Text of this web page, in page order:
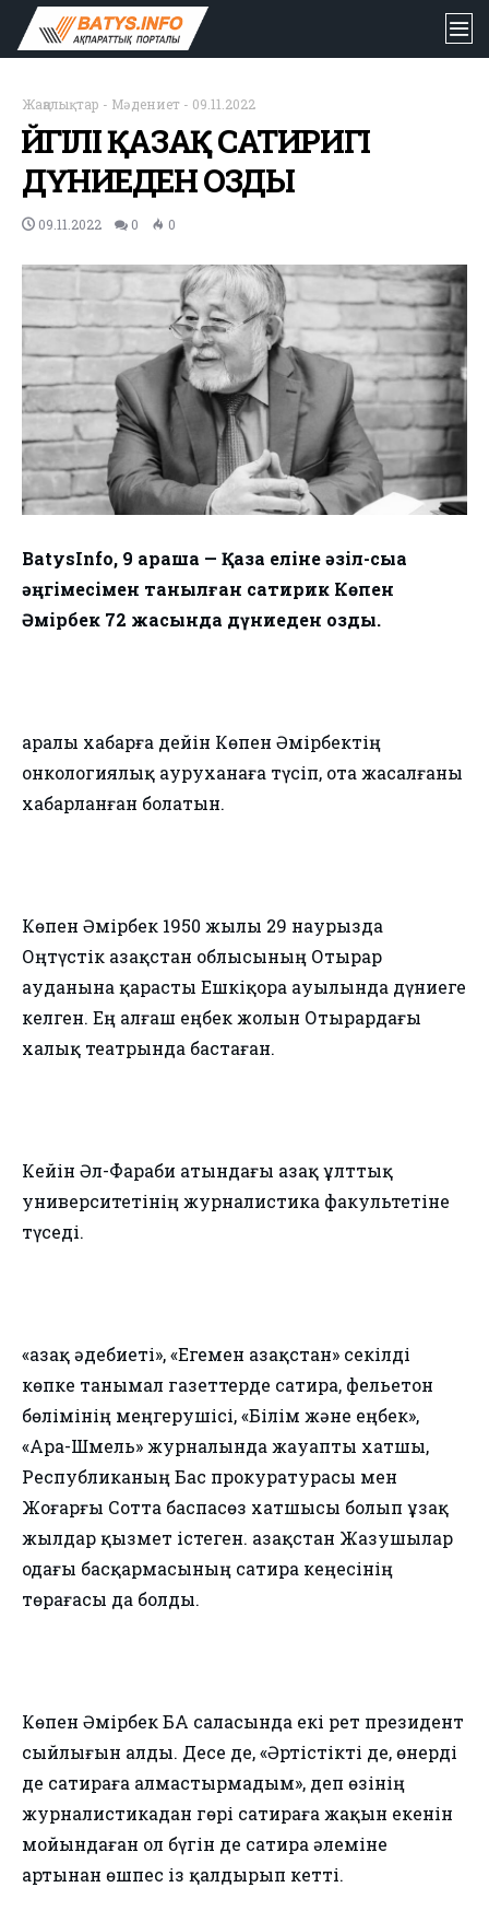
Жаңалықтар - Мәдениет - 09.11.2022
ӘЙГІЛІ ҚАЗАҚ САТИРИГІ
ДҮНИЕДЕН ОЗДЫ
09.11.2022 0 0
BatysInfo, 9 қараша — Қазақ еліне әзіл-сықақ
әңгімесімен танылған сатирик Көпен
Әмірбек 72 жасында дүниеден озды.
Қаралы хабарға дейін Көпен Әмірбектің
онкологиялық ауруханаға түсіп, ота жасалғаны
хабарланған болатын.
Көпен Әмірбек 1950 жылы 29 наурызда
Оңтүстік Қазақстан облысының Отырар
ауданына қарасты Ешкіқора ауылында дүниеге
келген. Ең алғаш еңбек жолын Отырардағы
халық театрында бастаған.
Кейін Әл-Фараби атындағы Қазақ ұлттық
университетінің журналистика факультетіне
түседі.
«Қазақ әдебиеті», «Егемен Қазақстан» секілді
көпке танымал газеттерде сатира, фельетон
бөлімінің меңгерушісі, «Білім және еңбек»,
«Ара-Шмель» журналында жауапты хатшы,
Республиканың Бас прокуратурасы мен
Жоғарғы Сотта баспасөз хатшысы болып ұзақ
жылдар қызмет істеген. Қазақстан Жазушылар
одағы басқармасының сатира кеңесінің
төрағасы да болды.
Көпен Әмірбек БАҚ саласында екі рет президент
сыйлығын алды. Десе де, «Әртістікті де, өнерді
де сатираға алмастырмадым», деп өзінің
журналистикадан гөрі сатираға жақын екенін
мойындаған ол бүгін де сатира әлеміне
артынан өшпес із қалдырып кетті.